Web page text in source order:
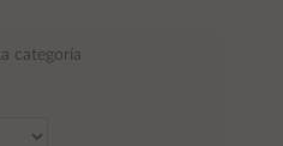
categoría